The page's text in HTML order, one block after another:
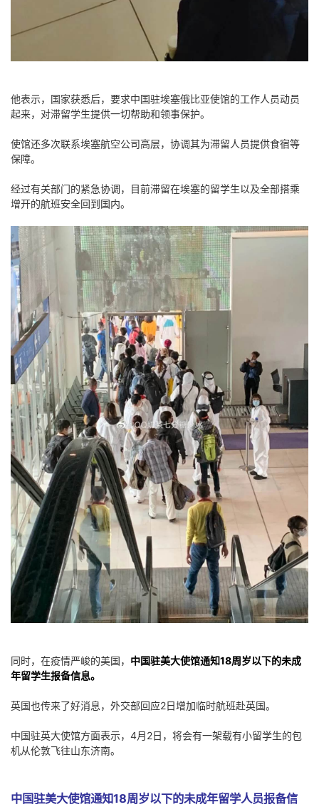
他表示，国家获悉后，要求中国驻埃塞俄比亚使馆的工作人员动员
起来，对滞留学生提供一切帮助和领事保护。
使馆还多次联系埃塞航空公司高层，协调其为滞留人员提供食宿等
保障。
经过有关部门的紧急协调，目前滞留在埃塞的留学生以及全部搭乘
增开的航班安全回到国内。
同时，在疫情严峻的美国， 中国驻美大使馆通知18周岁以下的未成
年留学生报备信息。
英国也传来了好消息，外交部回应2日增加临时航班赴英国。
中国驻英大使馆方面表示，4月2日，将会有一架载有小留学生的包
机从伦敦飞往山东济南。
中国驻美大使馆通知18周岁以下的未成年留学人员报备信